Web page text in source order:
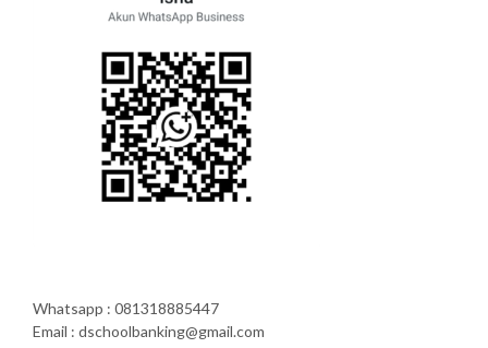
Whatsapp : 081318885447
Email : dschoolbanking@gmail.com